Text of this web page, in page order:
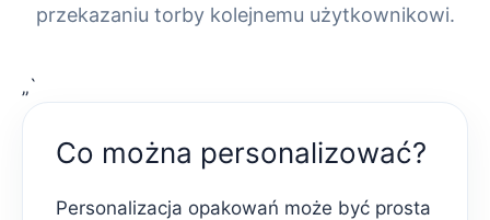
przekazaniu torby kolejnemu użytkownikowi.
„`
Co można personalizować?
Personalizacja opakowań może być prosta